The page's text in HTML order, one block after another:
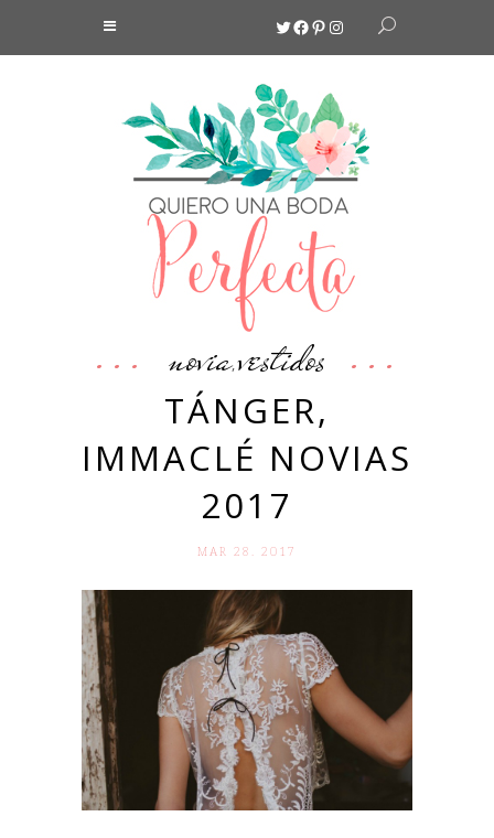
Twitter
Facebook
Pinterest
Instagram
novia,vestidos
TÁNGER,
IMMACLÉ NOVIAS
2017
MAR 28. 2017